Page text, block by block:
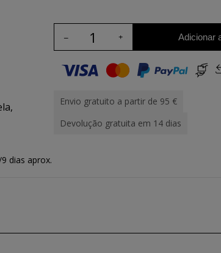
Adicionar
Envio gratuito a partir de 95 €
Devolução gratuita em 14 dias
dias aprox.